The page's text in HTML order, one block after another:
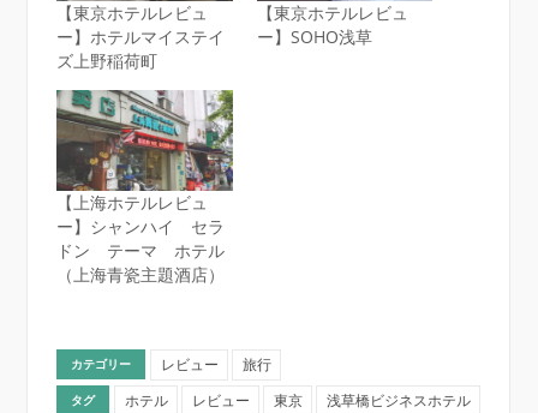
【東京ホテルレビュ
ー】ホテルマイステイ
ズ上野稲荷町
【東京ホテルレビュ
ー】SOHO浅草
【上海ホテルレビュ
ー】シャンハイ セラ
ドン テーマ ホテル
（上海青瓷主題酒店）
カテゴリー レビュー 旅行
タグ ホテル レビュー 東京 浅草橋ビジネスホテル